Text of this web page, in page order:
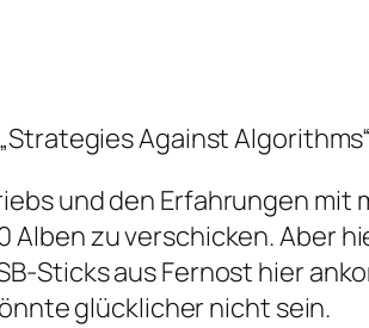
Against
und den Erfahrungen
Alben zu verschicken. Aber
Sticks aus Fernost hier
glücklicher nicht sein.